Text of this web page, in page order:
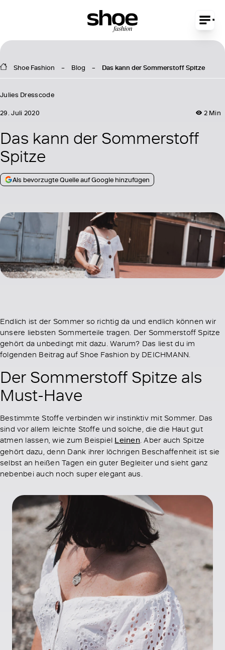
Shoe Fashion Blog Das kann der Sommerstoff Spitze
Julies Dresscode
2 Min
29. Juli 2020
Das kann der Sommerstoff
Spitze
Als bevorzugte Quelle auf Google hinzufügen
Endlich ist der Sommer so richtig da und endlich können wir
unsere liebsten Sommerteile tragen. Der Sommerstoff Spitze
gehört da unbedingt mit dazu. Warum? Das liest du im
folgenden Beitrag auf Shoe Fashion by DEICHMANN.
Der Sommerstoff Spitze als
Must-Have
Bestimmte Stoffe verbinden wir instinktiv mit Sommer. Das
sind vor allem leichte Stoffe und solche, die die Haut gut
atmen lassen, wie zum Beispiel Leinen . Aber auch Spitze
gehört dazu, denn Dank ihrer löchrigen Beschaffenheit ist sie
selbst an heißen Tagen ein guter Begleiter und sieht ganz
nebenbei auch noch super elegant aus.